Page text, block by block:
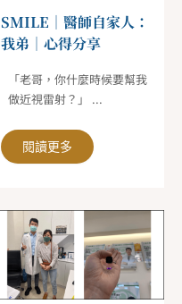
SMILE｜醫師自家人：
我弟｜心得分享
「老哥，你什麼時候要幫我
做近視雷射？」 ...
閱讀更多